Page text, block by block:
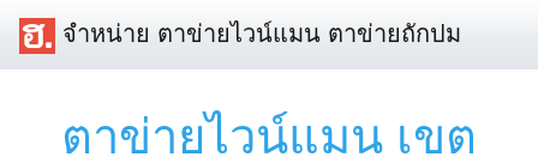
จำหน่าย ตาข่ายไวน์แมน ตาข่ายถักปม
ตาข่ายไวน์แมน เขต